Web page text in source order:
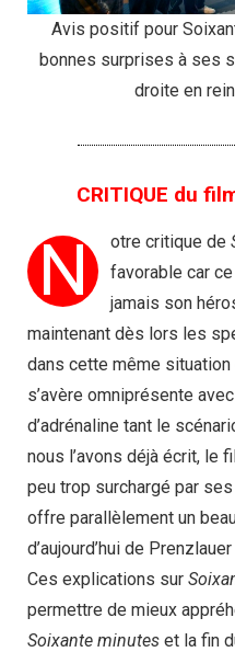
Avis positif pour
bonnes surprises à ses
droite en
CRITIQUE du
N otre critique de
favorable car
jamais son
maintenant dès lors les
dans cette même situation
s’avère omniprésente
d’adrénaline tant le
nous l’avons déjà écrit, le
peu trop surchargé par
offre parallèlement un
d’aujourd’hui de
Ces explications sur
permettre de mieux
Soixante minutes et la fin